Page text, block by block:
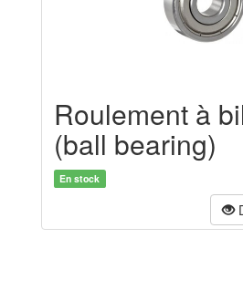
Roulement à
(ball bearing)
En stock